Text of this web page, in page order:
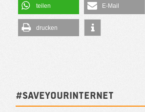
teilen E-Mail
drucken
#SAVEYOURINTERNET